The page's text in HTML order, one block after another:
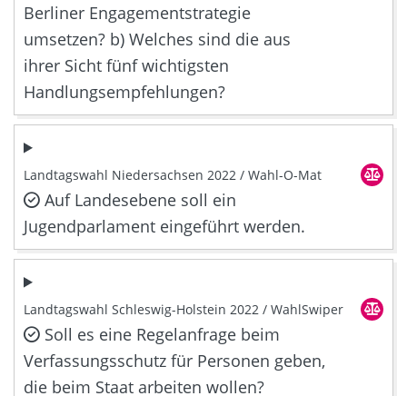
Berliner Engagementstrategie
umsetzen? b) Welches sind die aus
ihrer Sicht fünf wichtigsten
Handlungsempfehlungen?
Landtagswahl Niedersachsen 2022 / Wahl-O-Mat
Auf Landesebene soll ein
Jugendparlament eingeführt werden.
Landtagswahl Schleswig-Holstein 2022 / WahlSwiper
Soll es eine Regelanfrage beim
Verfassungsschutz für Personen geben,
die beim Staat arbeiten wollen?